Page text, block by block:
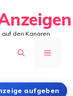
den Kanaren
MENÜ
aufgeben